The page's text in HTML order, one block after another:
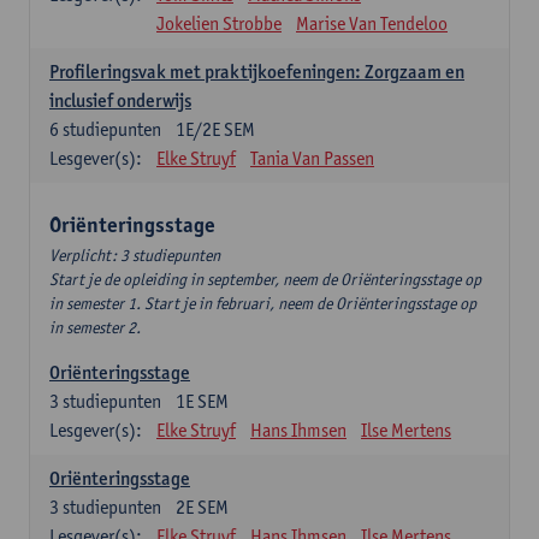
Jokelien Strobbe
Marise Van Tendeloo
Profileringsvak met praktijkoefeningen: Zorgzaam en
inclusief onderwijs
1E/2E SEM
6 studiepunten
Lesgever(s):
Elke Struyf Tania Van Passen
Oriënteringsstage
Verplicht: 3 studiepunten
Start je de opleiding in september, neem de Oriënteringsstage op
in semester 1. Start je in februari, neem de Oriënteringsstage op
in semester 2.
Oriënteringsstage
1E SEM
3 studiepunten
Lesgever(s):
Elke Struyf Hans Ihmsen Ilse Mertens
Oriënteringsstage
2E SEM
3 studiepunten